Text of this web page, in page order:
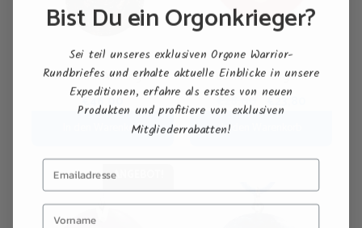
Andalusit Anhänger
€46,00
In den Warenkorb
Coeur d’Or Orgonit
€28,00 Ursprünglicher
Preis
€28,00
€23,80
€23,80.
In den Warenkorb
ANGEBOT!
Bist Du ein Orgonkrieger?
Sei teil unseres exklusiven Orgone Warrior-
Rundbriefes und erhalte aktuelle Einblicke in unsere
Expeditionen, erfahre als erstes von neuen
Produkten und profitiere von exklusiven
Mitgliederrabatten!